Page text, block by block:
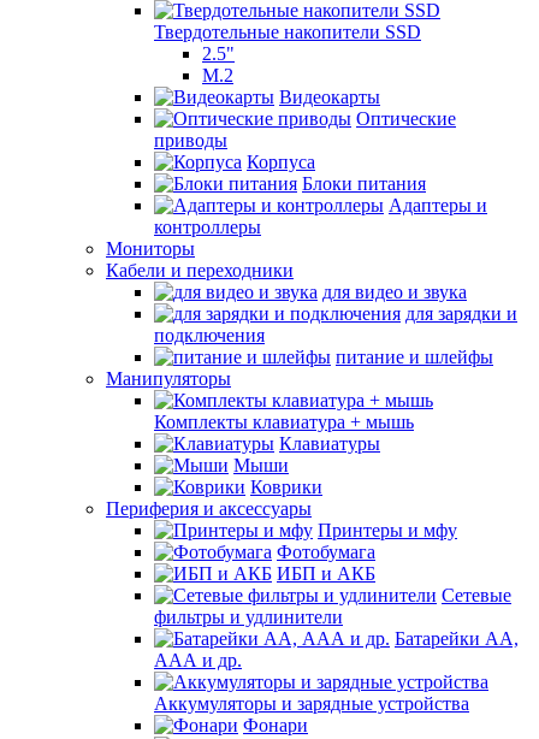
Твердотельные накопители SSD
2.5"
M.2
Видеокарты
Оптические
приводы
Корпуса
Блоки питания
Адаптеры и
контроллеры
Мониторы
Кабели и переходники
для видео и звука
для зарядки и
подключения
питание и шлейфы
Манипуляторы
Комплекты клавиатура + мышь
Клавиатуры
Мыши
Коврики
Периферия и аксессуары
Принтеры и мфу
Фотобумага
ИБП и АКБ
Сетевые
фильтры и удлинители
Батарейки АА,
ААА и др.
Аккумуляторы и зарядные устройства
Фонари